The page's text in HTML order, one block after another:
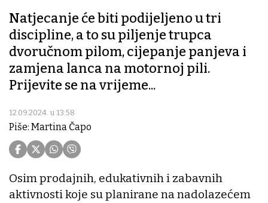
Natjecanje će biti podijeljeno u tri
discipline, a to su piljenje trupca
dvoručnom pilom, cijepanje panjeva i
zamjena lanca na motornoj pili.
Prijevite se na vrijeme...
12.09.2024. u 13:58
Piše: Martina Čapo
Osim prodajnih, edukativnih i zabavnih
aktivnosti koje su planirane na nadolazećem